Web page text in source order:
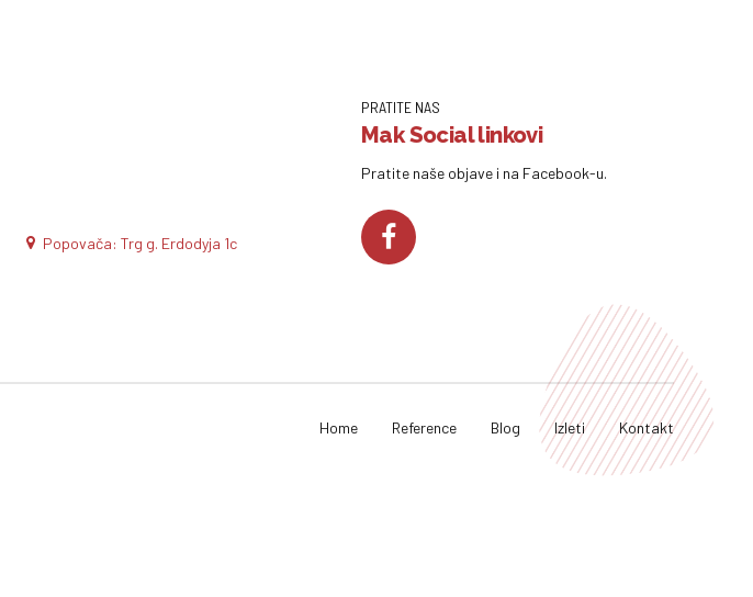
Popovača: Trg g. Erdodyja 1c
PRATITE NAS
Mak Social linkovi
Pratite naše objave i na Facebook-u.
Home Reference Blog Izleti Kontakt